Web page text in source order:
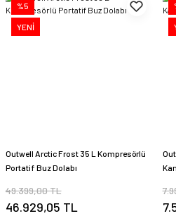
%5
YENİ
Outwell Arctic Frost 35 L Kompresörlü
Portatif Buz Dolabı
49.399,00 TL
46.929,05 TL